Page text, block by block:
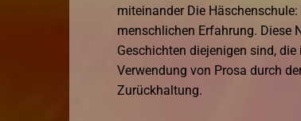
miteinander Die
menschlichen Erfahrung. Diese
Geschichten diejenigen sind,
Verwendung von Prosa durch
Zurückhaltung.